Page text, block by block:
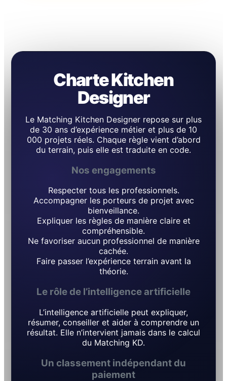
Charte Kitchen
Designer
Le Matching Kitchen Designer repose sur plus
de 30 ans d’expérience métier et plus de 10
000 projets réels. Chaque règle vient d’abord
du terrain, puis elle est traduite en code.
Nos engagements
Respecter tous les professionnels.
Accompagner les porteurs de projet avec
bienveillance.
Expliquer les règles de manière claire et
compréhensible.
Ne favoriser aucun professionnel de manière
cachée.
Faire passer l’expérience terrain avant la
théorie.
Le rôle de l’intelligence artificielle
L’intelligence artificielle peut expliquer,
résumer, conseiller et aider à comprendre un
résultat. Elle n’intervient jamais dans le calcul
du Matching KD.
Un classement indépendant du
paiement